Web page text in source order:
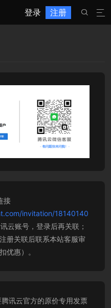
登录 注册 

接
invitation/18140140
云账号，登录后再关联；
册关联后联系本站客服审
优惠）。
讯云官方的原价专用发票